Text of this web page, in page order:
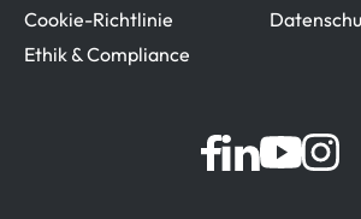
Cookie-Richtlinie
Ethik & Compliance